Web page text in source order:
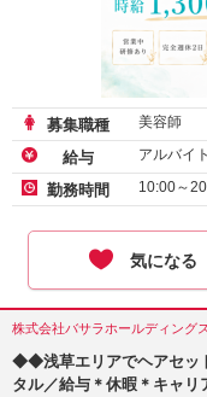
募集職種 美容師
給与 アルバイ
勤務時間 10:00～
気になる
株式会社バサラホールディング
◆◆浅草エリアでヘアセッ
タル／給与＊休暇＊キャ